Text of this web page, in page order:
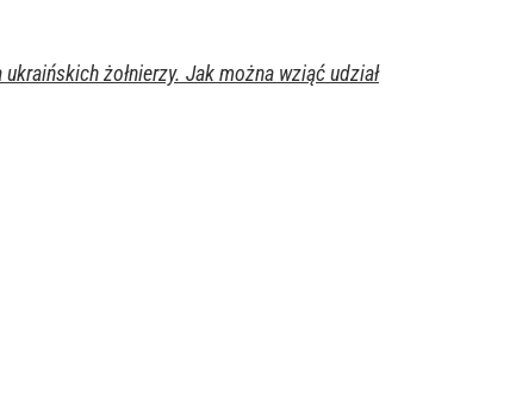
żołnierzy. Jak można wziąć udział